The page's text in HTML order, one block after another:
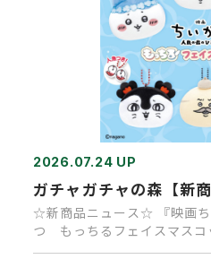
2026.07.24 UP
ガチャガチャの森【新
☆新商品ニュース☆ 『映画
つ もっちるフェイスマスコ
23日より順次販…